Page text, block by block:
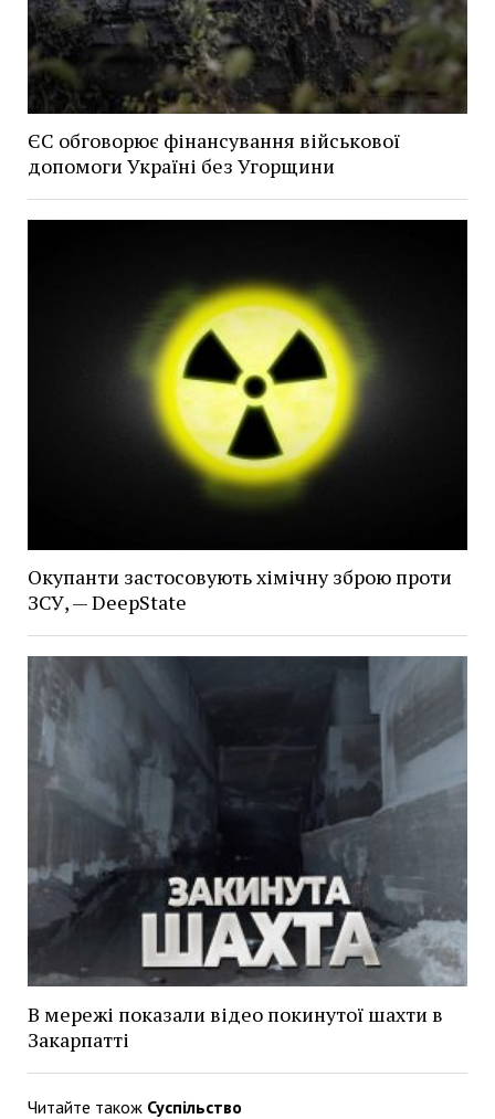
ЄС обговорює фінансування військової
допомоги Україні без Угорщини
Окупанти застосовують хімічну зброю проти
ЗСУ, — DeepState
В мережі показали відео покинутої шахти в
Закарпатті
Читайте також Суспільство